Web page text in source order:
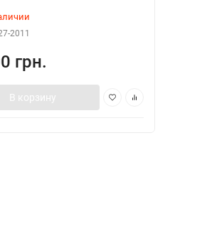
2011
грн.
В корзину